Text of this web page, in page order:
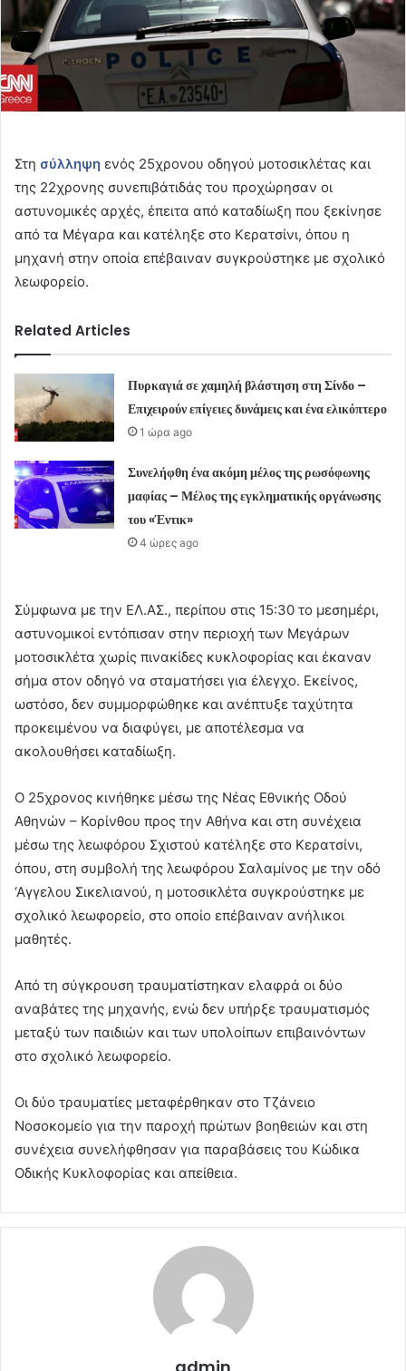
Στη σύλληψη ενός 25χρονου οδηγού μοτοσικλέτας και
της 22χρονης συνεπιβάτιδάς του προχώρησαν οι
αστυνομικές αρχές, έπειτα από καταδίωξη που ξεκίνησε
από τα Μέγαρα και κατέληξε στο Κερατσίνι, όπου η
μηχανή στην οποία επέβαιναν συγκρούστηκε με σχολικό
λεωφορείο.
Related Articles
Πυρκαγιά σε χαμηλή βλάστηση στη Σίνδο –
Επιχειρούν επίγειες δυνάμεις και ένα ελικόπτερο
1 ώρα ago
Συνελήφθη ένα ακόμη μέλος της ρωσόφωνης
μαφίας – Μέλος της εγκληματικής οργάνωσης
του «Έντικ»
4 ώρες ago
Σύμφωνα με την ΕΛ.ΑΣ., περίπου στις 15:30 το μεσημέρι,
αστυνομικοί εντόπισαν στην περιοχή των Μεγάρων
μοτοσικλέτα χωρίς πινακίδες κυκλοφορίας και έκαναν
σήμα στον οδηγό να σταματήσει για έλεγχο. Εκείνος,
ωστόσο, δεν συμμορφώθηκε και ανέπτυξε ταχύτητα
προκειμένου να διαφύγει, με αποτέλεσμα να
ακολουθήσει καταδίωξη.
Ο 25χρονος κινήθηκε μέσω της Νέας Εθνικής Οδού
Αθηνών – Κορίνθου προς την Αθήνα και στη συνέχεια
μέσω της λεωφόρου Σχιστού κατέληξε στο Κερατσίνι,
όπου, στη συμβολή της λεωφόρου Σαλαμίνος με την οδό
‘Αγγελου Σικελιανού, η μοτοσικλέτα συγκρούστηκε με
σχολικό λεωφορείο, στο οποίο επέβαιναν ανήλικοι
μαθητές.
Από τη σύγκρουση τραυματίστηκαν ελαφρά οι δύο
αναβάτες της μηχανής, ενώ δεν υπήρξε τραυματισμός
μεταξύ των παιδιών και των υπολοίπων επιβαινόντων
στο σχολικό λεωφορείο.
Οι δύο τραυματίες μεταφέρθηκαν στο Τζάνειο
Νοσοκομείο για την παροχή πρώτων βοηθειών και στη
συνέχεια συνελήφθησαν για παραβάσεις του Κώδικα
Οδικής Κυκλοφορίας και απείθεια.